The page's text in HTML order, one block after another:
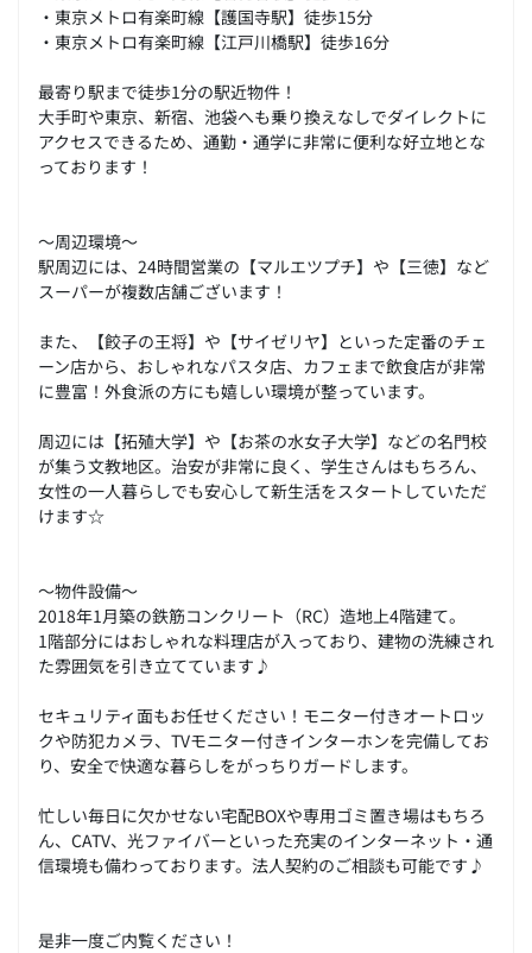
・東京メトロ有楽町線【護国寺駅】徒歩15分
・東京メトロ有楽町線【江戸川橋駅】徒歩16分
最寄り駅まで徒歩1分の駅近物件！
大手町や東京、新宿、池袋へも乗り換えなしでダイレクトに
アクセスできるため、通勤・通学に非常に便利な好立地とな
っております！
～周辺環境～
駅周辺には、24時間営業の【マルエツプチ】や【三徳】など
スーパーが複数店舗ございます！
また、【餃子の王将】や【サイゼリヤ】といった定番のチェ
ーン店から、おしゃれなパスタ店、カフェまで飲食店が非常
に豊富！外食派の方にも嬉しい環境が整っています。
周辺には【拓殖大学】や【お茶の水女子大学】などの名門校
が集う文教地区。治安が非常に良く、学生さんはもちろん、
女性の一人暮らしでも安心して新生活をスタートしていただ
けます☆
～物件設備～
2018年1月築の鉄筋コンクリート（RC）造地上4階建て。
1階部分にはおしゃれな料理店が入っており、建物の洗練され
た雰囲気を引き立てています♪
セキュリティ面もお任せください！モニター付きオートロッ
クや防犯カメラ、TVモニター付きインターホンを完備してお
り、安全で快適な暮らしをがっちりガードします。
忙しい毎日に欠かせない宅配BOXや専用ゴミ置き場はもちろ
ん、CATV、光ファイバーといった充実のインターネット・通
信環境も備わっております。法人契約のご相談も可能です♪
是非一度ご内覧ください！